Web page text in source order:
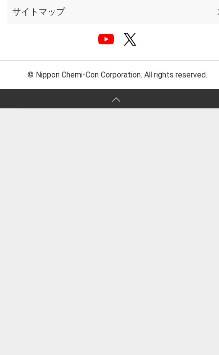
サイトマップ
© Nippon Chemi-Con Corporation. All rights reserved.